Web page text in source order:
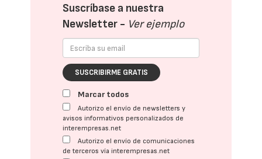
Suscríbase a nuestra
Newsletter - Ver ejemplo
SUSCRIBIRME GRATIS
Marcar todos
Autorizo el envío de newsletters y
avisos informativos personalizados de
interempresas.net
Autorizo el envío de comunicaciones
de terceros vía interempresas.net